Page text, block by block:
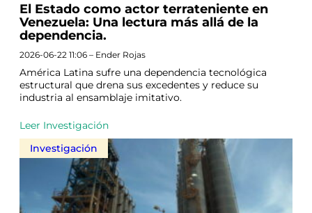
El Estado como actor terrateniente en
Venezuela: Una lectura más allá de la
dependencia.
2026-06-22 11:06 – Ender Rojas
América Latina sufre una dependencia tecnológica
estructural que drena sus excedentes y reduce su
industria al ensamblaje imitativo.
Leer Investigación
Investigación